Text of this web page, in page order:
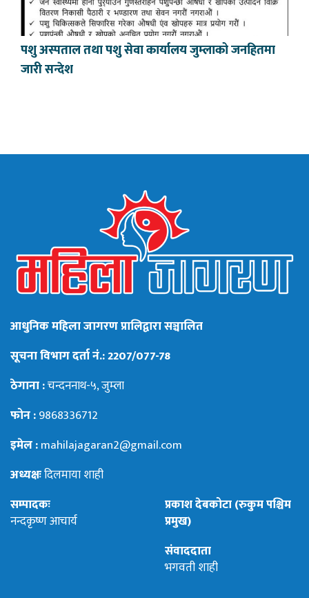
पशु अस्पताल तथा पशु सेवा कार्यालय जुम्लाको जनहितमा
जारी सन्देश
आधुनिक महिला जागरण प्रालिद्वारा सञ्चालित
सूचना विभाग दर्ता नं.: 2207/077-78
ठेगाना :चन्दननाथ-५, जुम्ला
फोन :9868336712
इमेल :mahilajagaran2@gmail.com
अध्यक्षःदिलमाया शाही
सम्पादकः
नन्दकृष्ण आचार्य
प्रकाश देबकोटा (रुकुम पश्चिम
प्रमुख)
संवाददाता
भगवती शाही